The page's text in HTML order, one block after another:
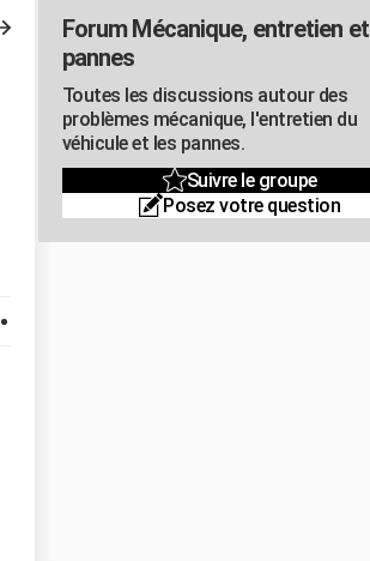
Forum Mécanique, entretien et
pannes
Toutes les discussions autour des
problèmes mécanique, l'entretien du
véhicule et les pannes.
Suivre le groupe
Posez votre question